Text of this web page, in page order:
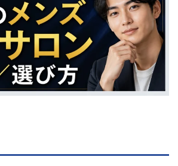
Web予約
お電話：
烏丸店：075-746-6013